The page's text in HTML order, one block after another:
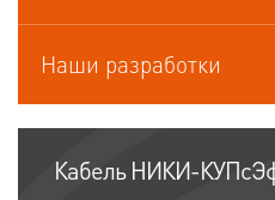
Наши разработки
Кабель НИКИ-